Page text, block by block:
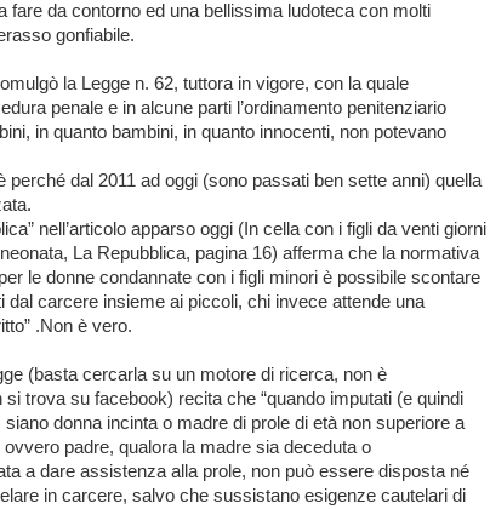
fare da contorno ed una bellissima ludoteca con molti
gonfiabile.
la Legge n. 62, tuttora in vigore, con la quale
penale e in alcune parti l’ordinamento penitenziario
in quanto bambini, in quanto innocenti, non potevano
perché dal 2011 ad oggi (sono passati ben sette anni) quella
nell’articolo apparso oggi (In cella con i figli da venti giorni
La Repubblica, pagina 16) afferma che la normativa
le donne condannate con i figli minori è possibile scontare
dal carcere insieme ai piccoli, chi invece attende una
.Non è vero.
(basta cercarla su un motore di ricerca, non è
trova su facebook) recita che “quando imputati (e quindi
donna incinta o madre di prole di età non superiore a
padre, qualora la madre sia deceduta o
a dare assistenza alla prole, non può essere disposta né
in carcere, salvo che sussistano esigenze cautelari di